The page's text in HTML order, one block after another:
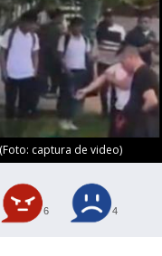
captura de video)
6 4